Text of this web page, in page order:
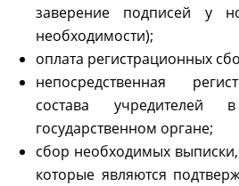
заверение подписей у
необходимости);
оплата регистрационных
непосредственная
состава учредителей
государственном органе;
сбор необходимых выписки,
которые являются